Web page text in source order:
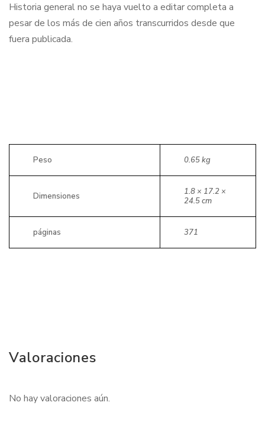
Historia general no se haya vuelto a editar completa a
pesar de los más de cien años transcurridos desde que
fuera publicada.
Peso 0.65 kg
Dimensiones
1.8 × 17.2 ×
24.5 cm
páginas 371
Valoraciones
No hay valoraciones aún.